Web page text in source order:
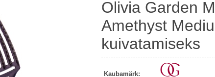
Olivia Garden
Amethyst
kuivatamiseks
Kaubamärk: